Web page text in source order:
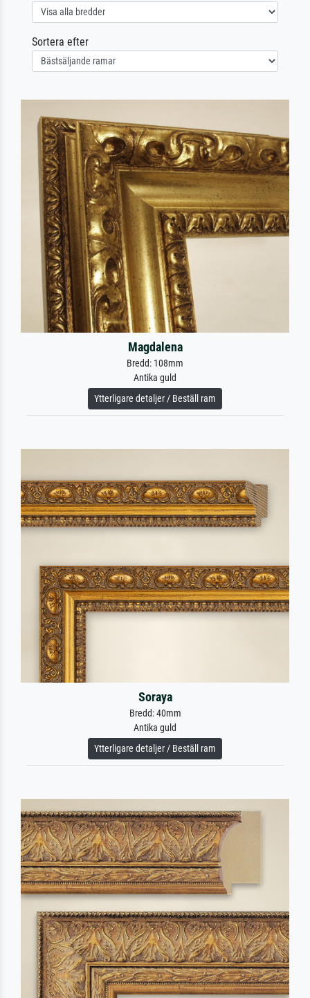
Sortera efter
Magdalena
Bredd: 108mm
Antika guld
Ytterligare detaljer / Beställ ram
Soraya
Bredd: 40mm
Antika guld
Ytterligare detaljer / Beställ ram